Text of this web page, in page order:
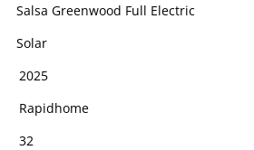
Salsa Greenwood Full Electric
Solar
2025
Rapidhome
32